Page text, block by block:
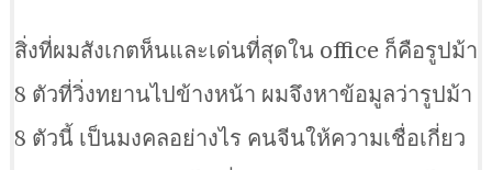
สิ่งที่ผมสังเกตห็นและเด่นที่สุดใน office ก็คือรูปม้า
8 ตัวที่วิ่งทยานไปข้างหน้า ผมจึงหาข้อมูลว่ารูปม้า
8 ตัวนี้ เป็นมงคลอย่างไร คนจีนให้ความเชื่อเกี่ยว